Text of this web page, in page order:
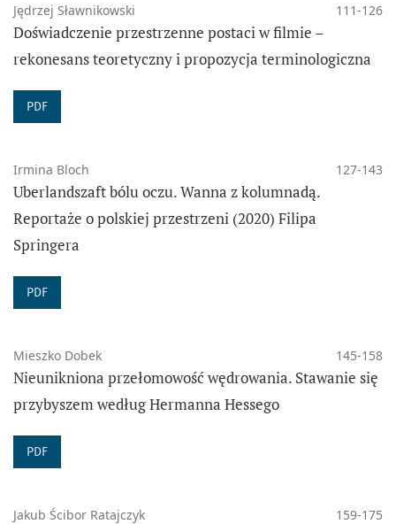
Jędrzej Sławnikowski 111-126
Doświadczenie przestrzenne postaci w filmie –
rekonesans teoretyczny i propozycja terminologiczna
PDF
Irmina Bloch 127-143
Uberlandszaft bólu oczu. Wanna z kolumnadą.
Reportaże o polskiej przestrzeni (2020) Filipa
Springera
PDF
Mieszko Dobek 145-158
Nieunikniona przełomowość wędrowania. Stawanie się
przybyszem według Hermanna Hessego
PDF
Jakub Ścibor Ratajczyk 159-175